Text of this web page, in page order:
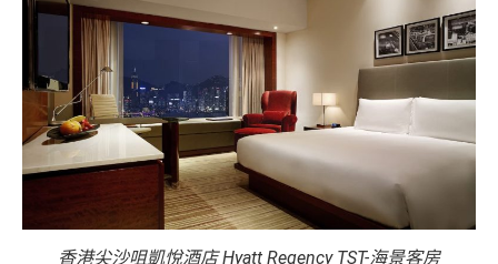
香港尖沙咀凱悅酒店 Hyatt Regency TST-海景客房